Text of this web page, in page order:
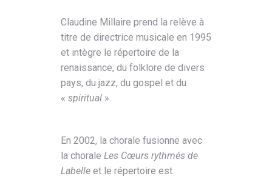
Claudine Millaire prend la relève à
titre de directrice musicale en 1995
et intègre le répertoire de la
renaissance, du folklore de divers
pays, du jazz, du gospel et du
« spiritual ».
En 2002, la chorale fusionne avec
la chorale Les Cœurs rythmés de
Labelle et le répertoire est